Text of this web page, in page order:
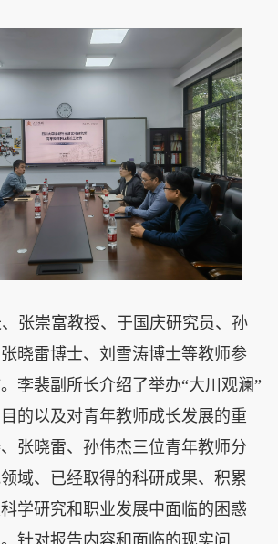
张崇富教授、于国庆研究员、孙
晓雷博士、刘雪涛博士等教师参
李裴副所长介绍了举办“大川观澜”
的以及对青年教师成长发展的重
张晓雷、孙伟杰三位青年教师分
域、已经取得的科研成果、积累
学研究和职业发展中面临的困惑